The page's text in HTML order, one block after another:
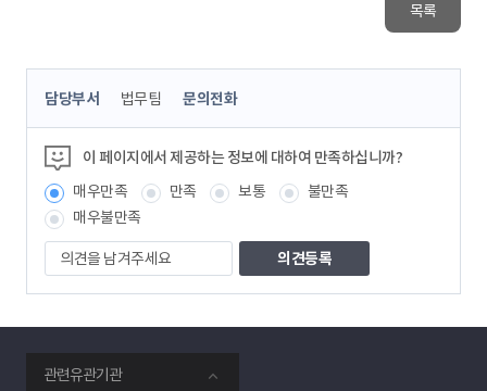
목록
콘
츠
정
보
책
임
자
담당부서 법무팀 문의전화
이 페이지에서 제공하는 정보에 대하여 만족하십니까?
매우만족
만족 보통
불만족
매우불만족
의
견
을
겨
주
세
관련유관기관